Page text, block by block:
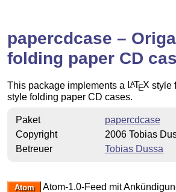
papercdcase –
folding paper CD
This package implements a LATEX style
style folding paper CD cases.
Paket
papercdcase
Copyright
2006 Tobias
Betreuer
Tobias Dussa
Atom
Atom-1.0-Feed mit